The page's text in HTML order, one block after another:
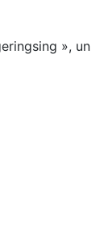
», un